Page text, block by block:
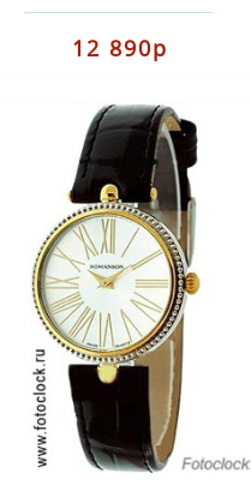
нержавеющей стали. Вид: мужские
часы. Тип механизма: кварцевые..
12 890р